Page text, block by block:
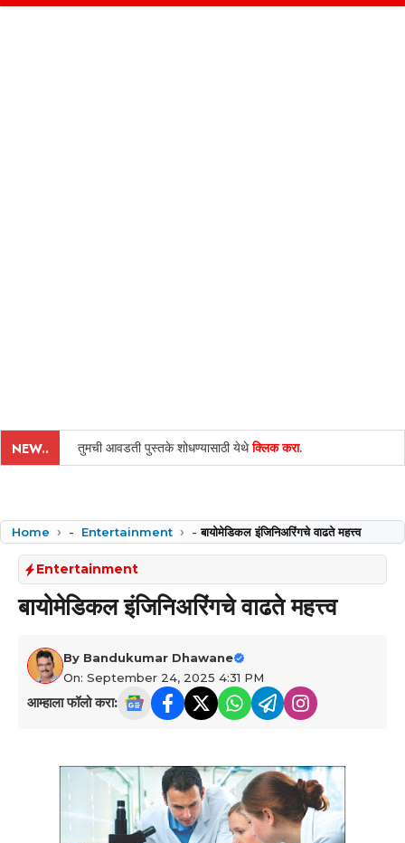
NEW.. तुमची आवडती पुस्तके शोधण्यासाठी येथेक्लिक करा.
Home - Entertainment -बायोमेडिकल इंजिनिअरिंगचे वाढते महत्त्व
Entertainment
बायोमेडिकल इंजिनिअरिंगचे वाढते महत्त्व
By Bandukumar Dhawane
On: September 24, 2025 4:31 PM
आम्हाला फॉलो करा: